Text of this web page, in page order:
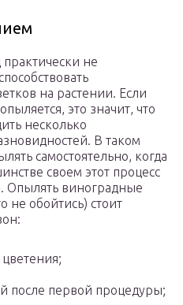
не
на растении. Если
это значит, что
несколько
В таком
самостоятельно, когда
своем этот процесс
Опылять виноградные
не обойтись) стоит
после первой процедуры;